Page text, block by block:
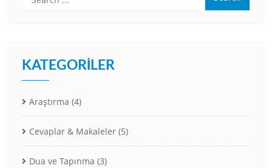
KATEGORILER
Araştırma (4)
Cevaplar & Makaleler (5)
Dua ve Tapınma (3)